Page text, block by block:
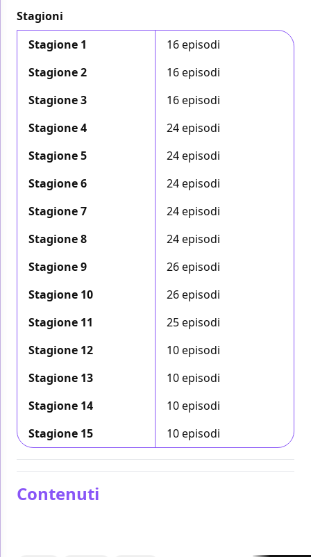
Stagioni
Stagione 1
16 episodi
Stagione 2
16 episodi
Stagione 3
16 episodi
Stagione 4
24 episodi
Stagione 5
24 episodi
Stagione 6
24 episodi
Stagione 7
24 episodi
Stagione 8
24 episodi
Stagione 9
26 episodi
Stagione 10
26 episodi
Stagione 11
25 episodi
Stagione 12
10 episodi
Stagione 13
10 episodi
Stagione 14
10 episodi
Stagione 15
10 episodi
Contenuti